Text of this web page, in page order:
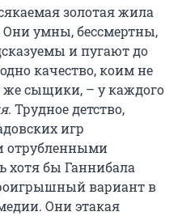
золотая жила
Они умны, бессмертны,
и пугают до
качество, коим не
же сыщики, – у каждого
. Трудное детство,
игр
отрубленными
хотя бы Ганнибала
вариант в
Они этакая